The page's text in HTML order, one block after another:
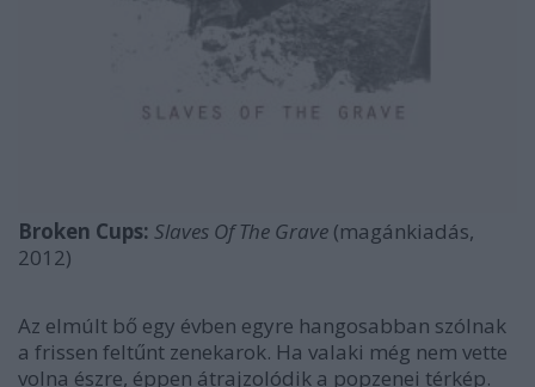
Broken Cups: Slaves Of The Grave (magánkiadás,
2012)
Az elmúlt bő egy évben egyre hangosabban szólnak
a frissen feltűnt zenekarok. Ha valaki még nem vette
volna észre, éppen átrajzolódik a popzenei térkép.